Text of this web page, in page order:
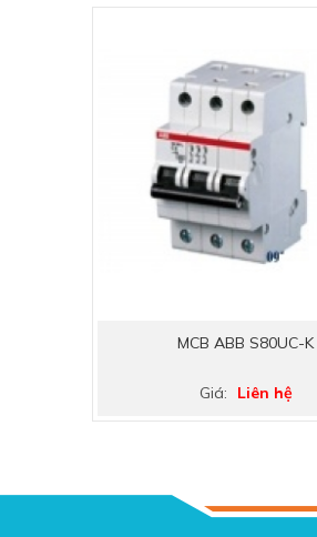
MCB ABB S80UC-K
Giá: Liên hệ